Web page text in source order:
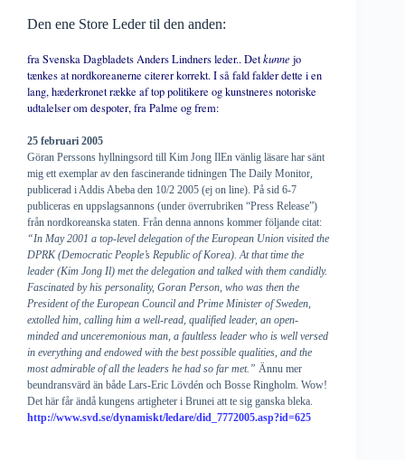
Den ene Store Leder til den anden:
fra Svenska Dagbladets Anders Lindners leder.. Detkunne jo
tænkes at nordkoreanerne citerer korrekt. I så fald falder dette i en
lang, hæderkronet række af top politikere og kunstneres notoriske
udtalelser om despoter, fra Palme og frem:
25 februari 2005
Göran Perssons hyllningsord till Kim Jong IlEn vänlig läsare har sänt
mig ett exemplar av den fascinerande tidningen The Daily Monitor,
publicerad i Addis Abeba den 10/2 2005 (ej on line). På sid 6-7
publiceras en uppslagsannons (under överrubriken “Press Release”)
från nordkoreanska staten. Från denna annons kommer följande citat:
“In May 2001 a top-level delegation of the European Union visited the
DPRK (Democratic People’s Republic of Korea). At that time the
leader (Kim Jong Il) met the delegation and talked with them candidly.
Fascinated by his personality, Goran Person, who was then the
President of the European Council and Prime Minister of Sweden,
extolled him, calling him a well-read, qualified leader, an open-
minded and unceremonious man, a faultless leader who is well versed
in everything and endowed with the best possible qualities, and the
most admirable of all the leaders he had so far met.” Ännu mer
beundransvärd än både Lars-Eric Lövdén och Bosse Ringholm. Wow!
Det här får ändå kungens artigheter i Brunei att te sig ganska bleka.
http://www.svd.se/dynamiskt/ledare/did_7772005.asp?id=625